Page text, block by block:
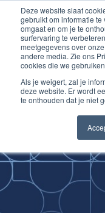
Deze website slaat
gebruikt om informatie
omgaat en om je te
surfervaring te
meetgegevens over
andere media. Zie ons
cookies die we
Als je weigert, zal je
deze website. Er wordt
te onthouden dat je niet
Ga
naar
de
inhoud
Medical